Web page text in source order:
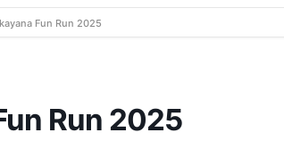
Fun Run 2025
Run 2025